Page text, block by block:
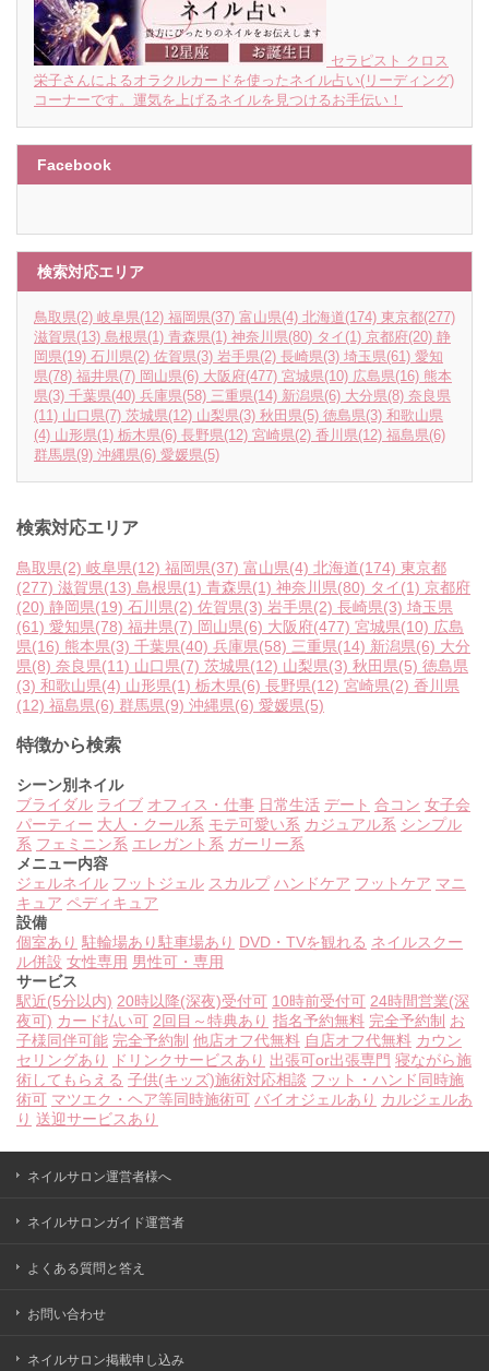
セラピスト クロス
栄子さんによるオラクルカードを使ったネイル占い(リーディング)
コーナーです。運気を上げるネイルを見つけるお手伝い！
Facebook
検索対応エリア
鳥取県(2) 岐阜県(12) 福岡県(37) 富山県(4) 北海道(174) 東京都(277)
滋賀県(13) 島根県(1) 青森県(1) 神奈川県(80) タイ (1) 京都府(20) 静
岡県(19) 石川県(2) 佐賀県(3) 岩手県(2) 長崎県(3) 埼玉県(61) 愛知
県(78) 福井県(7) 岡山県(6) 大阪府(477) 宮城県(10) 広島県(16) 熊本
県(3) 千葉県(40) 兵庫県(58) 三重県(14) 新潟県(6) 大分県(8) 奈良県
(11) 山口県(7) 茨城県(12) 山梨県(3) 秋田県(5) 徳島県(3) 和歌山県
(4) 山形県(1) 栃木県(6) 長野県(12) 宮崎県(2) 香川県(12) 福島県(6)
群馬県(9) 沖縄県(6) 愛媛県(5)
検索対応エリア
鳥取県(2) 岐阜県(12) 福岡県(37) 富山県(4) 北海道(174) 東京都
(277) 滋賀県(13) 島根県(1) 青森県(1) 神奈川県(80) タイ(1) 京都府
(20) 静岡県(19) 石川県(2) 佐賀県(3) 岩手県(2) 長崎県(3) 埼玉県
(61) 愛知県(78) 福井県(7) 岡山県(6) 大阪府(477) 宮城県(10) 広島
県(16) 熊本県(3) 千葉県(40) 兵庫県(58) 三重県(14) 新潟県(6) 大分
県(8) 奈良県(11) 山口県(7) 茨城県(12) 山梨県(3) 秋田県(5) 徳島県
(3) 和歌山県(4) 山形県(1) 栃木県(6) 長野県(12) 宮崎県(2) 香川県
(12) 福島県(6) 群馬県(9) 沖縄県(6) 愛媛県(5)
特徴から検索
シーン別ネイル
ブライダル ライブ オフィス・仕事 日常生活 デート 合コン 女子会
パーティー 大人・クール系 モテ可愛い系 カジュアル系 シンプル
系 フェミニン系 エレガント系 ガーリー系
メニュー内容
ジェルネイル フットジェル スカルプ ハンドケア フットケア マニ
キュア ペディキュア
設備
個室あり 駐輪場あり駐車場あり DVD・TVを観れる ネイルスクー
ル併設 女性専用 男性可・専用
サービス
駅近(5分以内) 20時以降(深夜)受付可 10時前受付可 24時間営業(深
夜可) カード払い可 2回目～特典あり 指名予約無料 完全予約制 お
子様同伴可能 完全予約制 他店オフ代無料 自店オフ代無料 カウン
セリングあり
ドリンクサービスあり 出張可or出張専門 寝ながら施
術してもらえる 子供(キッズ)施術対応相談 フット・ハンド同時施
術可 マツエク・ヘア等同時施術可 バイオジェルあり カルジェルあ
り 送迎サービスあり
ネイルサロン運営者様へ
ネイルサロンガイド運営者
よくある質問と答え
お問い合わせ
ネイルサロン掲載申し込み